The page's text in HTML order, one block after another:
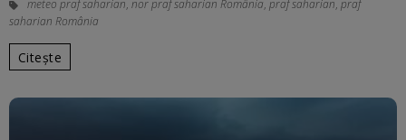
meteo praf saharian, nor praf saharian România, praf saharian, praf
saharian România
Citește